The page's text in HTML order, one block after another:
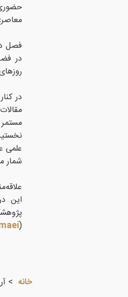
فصل
در
روزهای
در
علمی
شمار
این
(
خانه